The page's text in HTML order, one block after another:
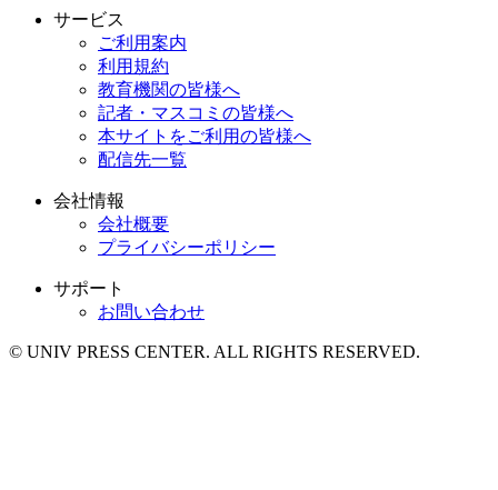
サービス
ご利用案内
利用規約
教育機関の皆様へ
記者・マスコミの皆様へ
本サイトをご利用の皆様へ
配信先一覧
会社情報
会社概要
プライバシーポリシー
サポート
お問い合わせ
© UNIV PRESS CENTER. ALL RIGHTS RESERVED.